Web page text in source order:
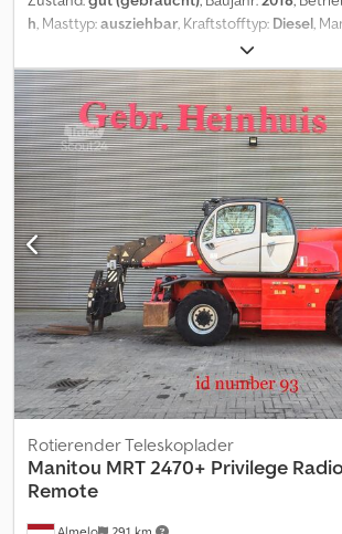
h, Masttyp:ausziehbar, Kraftstofftyp: Diesel,
2018. Hours: 3704. Weight: 16.650 kg. CE
Aipeck 34 KW. Max capacity basket: 350 kg / 3
Max permitted tilt: 4 degree. Max wind speed:
force: 400 N. 4x4x4. Extandable Jip. Rotated
height: 27.73 meter. Max outreach: 21.45 meter.
80%. German Machine! ID NR: 161. The
Conditions of Heinhuis are applicable to all
quotations by Heinhuis, all agreements
and the negotiations preceding them. By any
you accept the applicability of the General
of Heinhuis and you declare that you have
General Terms and Conditions. Our prices
prices. = Weitere Informationen = Baujahr:
16.649 kg Hubkapazität: 350 kg Arbeitshöhe:
Kennzeichnung: ja Technischer Zustand: gut
gut = Firmeninformationen = Für mehr
Rotierender Teleskoplader
Manitou MRT 2470+ Privilege
Remote